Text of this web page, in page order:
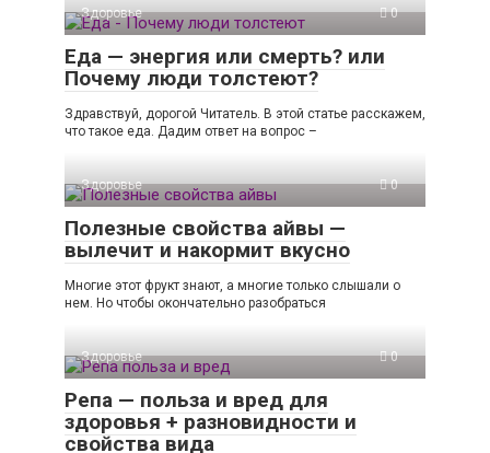
Здоровье 0
Еда — энергия или смерть? или
Почему люди толстеют?
Здравствуй, дорогой Читатель. В этой статье расскажем,
что такое еда. Дадим ответ на вопрос –
Здоровье 0
Полезные свойства айвы —
вылечит и накормит вкусно
Многие этот фрукт знают, а многие только слышали о
нем. Но чтобы окончательно разобраться
Здоровье 0
Репа — польза и вред для
здоровья + разновидности и
свойства вида